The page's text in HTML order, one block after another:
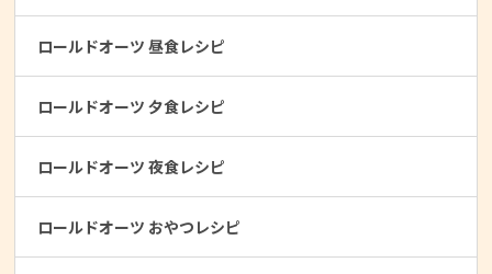
ロールドオーツ 昼食レシピ
ロールドオーツ 夕食レシピ
ロールドオーツ 夜食レシピ
ロールドオーツ おやつレシピ